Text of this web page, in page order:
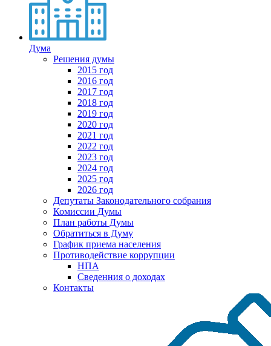
Дума
Решения думы
2015 год
2016 год
2017 год
2018 год
2019 год
2020 год
2021 год
2022 год
2023 год
2024 год
2025 год
2026 год
Депутаты Законодательного собрания
Комиссии Думы
План работы Думы
Обратиться в Думу
График приема населения
Противодействие коррупции
НПА
Сведенния о доходах
Контакты